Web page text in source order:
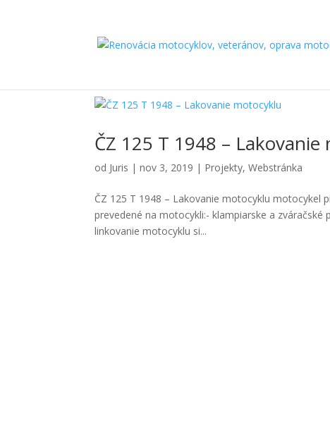
ČZ 125 T 1948 – Lakovanie
od Juris |nov 3, 2019 | Projekty,Webstránka
ČZ 125 T 1948 – Lakovanie motocyklu motocykel
prevedené na motocykli:- klampiarske a
linkovanie motocyklu si...